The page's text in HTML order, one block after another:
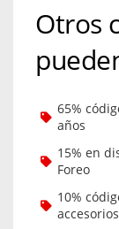
Otros
65%
años
15% en
Foreo
10%
accesorios